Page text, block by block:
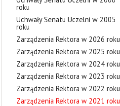
roku
Uchwały Senatu Uczelni w 2005
roku
Zarządzenia Rektora w 2026 roku
Zarządzenia Rektora w 2025 roku
Zarządzenia Rektora w 2024 roku
Zarządzenia Rektora w 2023 roku
Zarządzenia Rektora w 2022 roku
Zarządzenia Rektora w 2021 roku